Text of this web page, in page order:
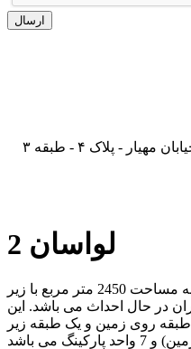
مهیار - پلاک ۴ - طبقه ۳
لواسان 2
ویلای لوکس لواسان 2 در زمینی به مساحت 2450 متر مربع با زیر
تهران در حال احداث می باشد. این
ویلا شامل یک ساختمان 4 طبقه (3 طبقه روی زمین و یک طبقه زیر